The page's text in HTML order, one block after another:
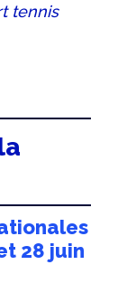
tennis
28 juin